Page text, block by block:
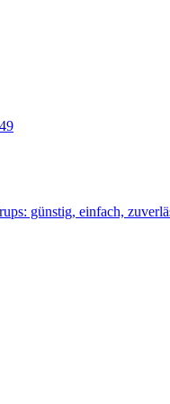
günstig, einfach,